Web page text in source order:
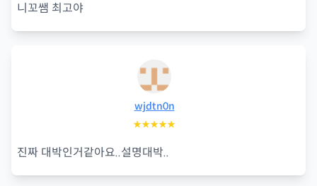
니꼬쌤 최고야
wjdtn0n
★★★★★
진짜 대박인거같아요..설명대박..